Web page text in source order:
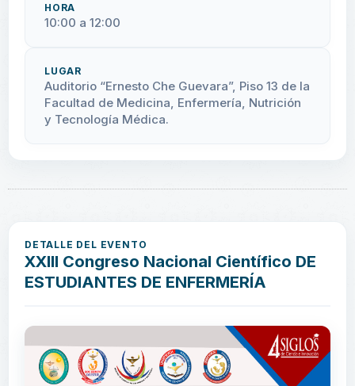
HORA
10:00 a 12:00
LUGAR
Auditorio “Ernesto Che Guevara”, Piso 13 de la
Facultad de Medicina, Enfermería, Nutrición
y Tecnología Médica.
DETALLE DEL EVENTO
XXIII Congreso Nacional Científico DE
ESTUDIANTES DE ENFERMERÍA